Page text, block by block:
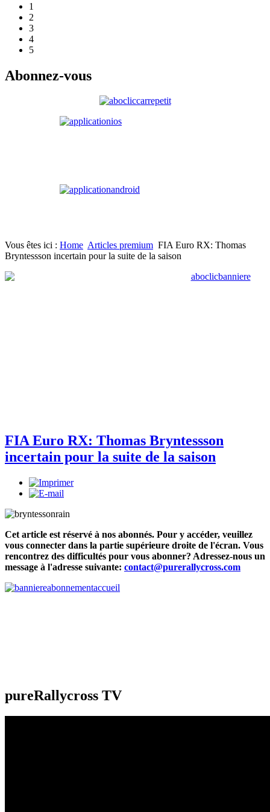
1
2
3
4
5
Abonnez-vous
Vous êtes ici : Home Articles premium FIA Euro RX: Thomas
Bryntessson incertain pour la suite de la saison
FIA Euro RX: Thomas Bryntessson
incertain pour la suite de la saison
Cet article est réservé à nos abonnés. Pour y accéder, veuillez
vous connecter dans la partie supérieure droite de l'écran. Vous
rencontrez des difficultés pour vous abonner? Adressez-nous un
message à l'adresse suivante: contact@purerallycross.com
pureRallycross TV